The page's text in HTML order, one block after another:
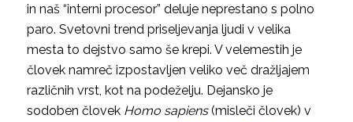
in naš “interni procesor” deluje neprestano s polno
paro. Svetovni trend priseljevanja ljudi v velika
mesta to dejstvo samo še krepi. V velemestih je
človek namreč izpostavljen veliko več dražljajem
različnih vrst, kot na podeželju. Dejansko je
sodoben človek Homo sapiens(misleči človek) v